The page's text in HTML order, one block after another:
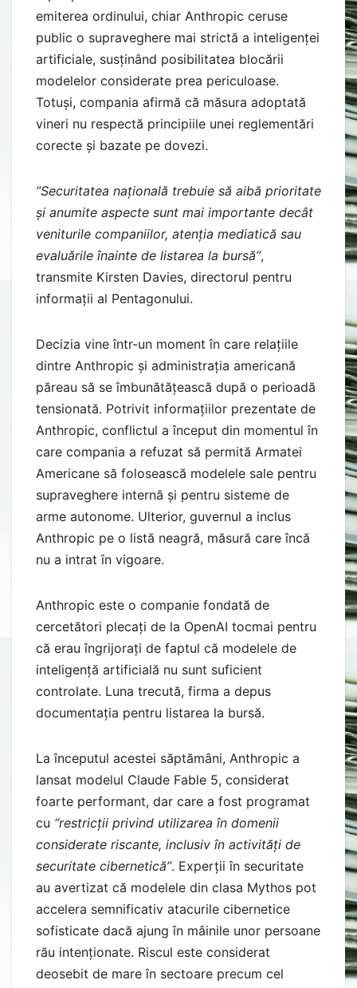
emiterea ordinului, chiar Anthropic ceruse
public o supraveghere mai strictă a inteligenței
artificiale, susținând posibilitatea blocării
modelelor considerate prea periculoase.
Totuși, compania afirmă că măsura adoptată
vineri nu respectă principiile unei reglementări
corecte și bazate pe dovezi.
“Securitatea națională trebuie să aibă prioritate
și anumite aspecte sunt mai importante decât
veniturile companiilor, atenția mediatică sau
evaluările înainte de listarea la bursă”,
transmite Kirsten Davies, directorul pentru
informații al Pentagonului.
Decizia vine într-un moment în care relațiile
dintre Anthropic și administrația americană
păreau să se îmbunătățească după o perioadă
tensionată. Potrivit informațiilor prezentate de
Anthropic, conflictul a început din momentul în
care compania a refuzat să permită Armatei
Americane să folosească modelele sale pentru
supraveghere internă și pentru sisteme de
arme autonome. Ulterior, guvernul a inclus
Anthropic pe o listă neagră, măsură care încă
nu a intrat în vigoare.
Anthropic este o companie fondată de
cercetători plecați de la OpenAI tocmai pentru
că erau îngrijorați de faptul că modelele de
inteligență artificială nu sunt suficient
controlate. Luna trecută, firma a depus
documentația pentru listarea la bursă.
La începutul acestei săptămâni, Anthropic a
lansat modelul Claude Fable 5, considerat
foarte performant, dar care a fost programat
cu “restricții privind utilizarea în domenii
considerate riscante, inclusiv în activități de
securitate cibernetică”. Experții în securitate
au avertizat că modelele din clasa Mythos pot
accelera semnificativ atacurile cibernetice
sofisticate dacă ajung în mâinile unor persoane
rău intenționate. Riscul este considerat
deosebit de mare în sectoare precum cel